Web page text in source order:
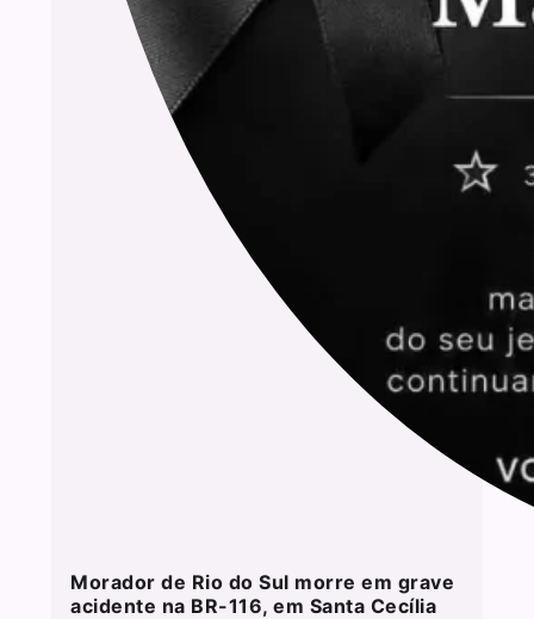
Morador de Rio do Sul morre em grave
acidente na BR-116, em Santa Cecília